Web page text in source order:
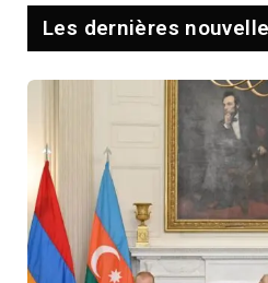
Les dernières